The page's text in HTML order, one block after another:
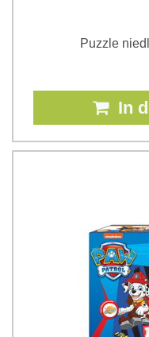
Puzzle
In